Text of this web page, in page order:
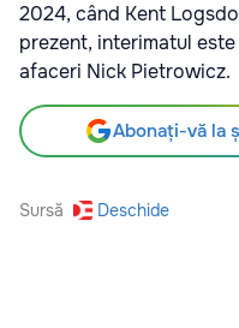
2024, când Kent
prezent, interimatul
afaceri Nick Pietrowicz.
Abonați-vă la
Sursă Deschide